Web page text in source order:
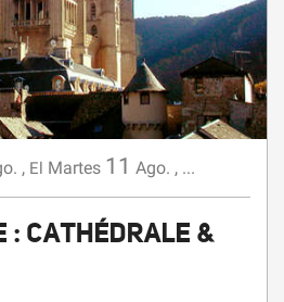
, El Martes 11 Ago. , ...
: CATHÉDRALE &